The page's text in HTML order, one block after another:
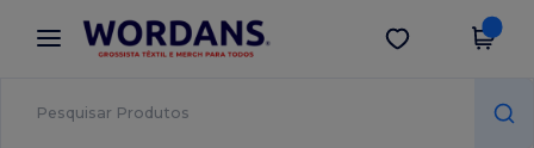
× App Wordans
Melhores preços na app!
Obter app